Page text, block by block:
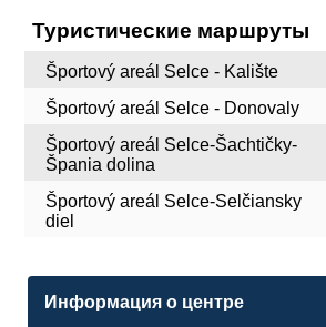
Туристические маршруты
Športový areál Selce - Kalište
Športový areál Selce - Donovaly
Športový areál Selce-Šachtičky-
Špania dolina
Športový areál Selce-Selčiansky
diel
Информация о центре